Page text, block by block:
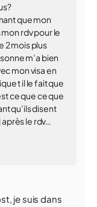
que mon
rdv pour le
2 mois plus
m’a bien
mon visa en
t il le fait que
ce que ce que
qu’ils disent
après le rdv…
je suis dans